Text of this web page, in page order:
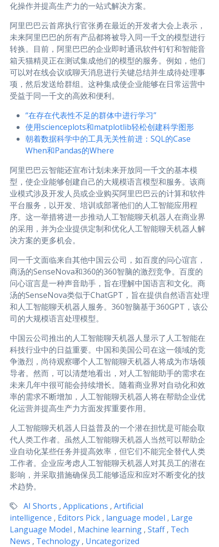
化操作并提高生产力的一站式解决方案。
阿里巴巴云首席执行官张勇在最近的开发者大会上表示，
未来阿里巴巴的所有产品都将被导入同一千文的模型进行
转换。目前，阿里巴巴的企业即时通讯软件钉钉和智能音
箱天猫精灵正在测试集成他们的模型的服务。例如，他们
可以对在线会议或聊天消息进行关键总结并生成待处理事
项，然后发送给群组。这种集成使企业能够在日常运营中
受益于同一千文的高效和便利。
“在存在代表性不足的群体中进行学习”
使用scienceplots和matplotlib轻松创建科学图形
朝着数据科学中的工具无关性前进：SQL的Case
When和Pandas的Where
阿里巴巴云智能还宣布计划未来开放同一千文的基本模
型，使企业能够创建自己的大规模语言模型和服务。该商
业模式涉及开发人员或企业购买阿里巴巴云的计算和软件
平台服务，以开发、培训或部署他们的人工智能应用程
序。这一举措将进一步推动人工智能聊天机器人在商业界
的采用，并为企业提供定制和优化人工智能聊天机器人解
决方案的更多机会。
同一千文面临来自其他中国云公司，如百度的问心谊言，
商汤的SenseNova和360的360智脑的激烈竞争。百度的
问心谊言是一种声音助手，旨在理解中国语言和文化。商
汤的SenseNova类似于ChatGPT，旨在提供自然语言处理
和人工智能聊天机器人服务。360智脑基于360GPT，该公
司的大规模语言处理模型。
中国云公司推出的人工智能聊天机器人显示了人工智能在
科技行业中的日益重要。中国和美国公司在这一领域的竞
争激烈，尚待观察哪个人工智能聊天机器人将成为市场领
导者。然而，可以清楚地看出，对人工智能助手的需求在
未来几年中很可能会持续增长。随着商业界对自动化和效
率的需求不断增加，人工智能聊天机器人将在帮助企业优
化运营并提高生产力方面发挥重要作用。
人工智能聊天机器人日益普及的一个潜在担忧是可能会取
代人类工作者。虽然人工智能聊天机器人当然可以帮助企
业自动化某些任务并提高效率，但它们不能完全替代人类
工作者。企业应考虑人工智能聊天机器人对其员工的潜在
影响，并采取措施确保员工能够适应和应对不断变化的技
术趋势。
AI Shorts , Applications , Artificial
intelligence , Editors Pick , language model , Large
Language Model , Machine learning , Staff , Tech
News , Technology , Uncategorized